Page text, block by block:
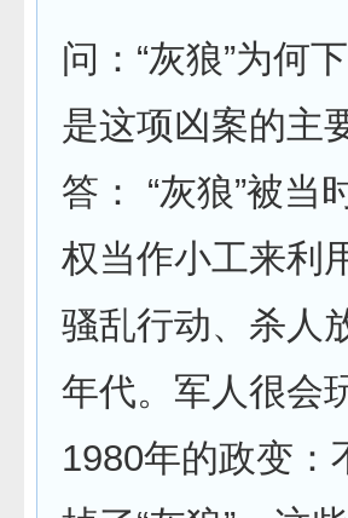
问：“灰狼”为何
是这项凶案的主
答： “灰狼”被当
权当作小工来利
骚乱行动、杀人
年代。军人很会
1980年的政变：